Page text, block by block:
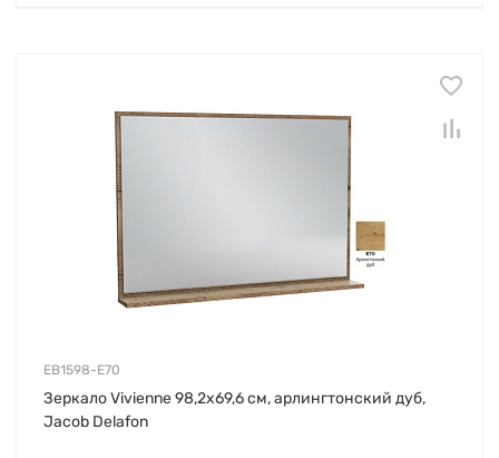
EB1598-E70
Зеркало Vivienne 98,2х69,6 см, арлингтонский дуб,
Jacob Delafon